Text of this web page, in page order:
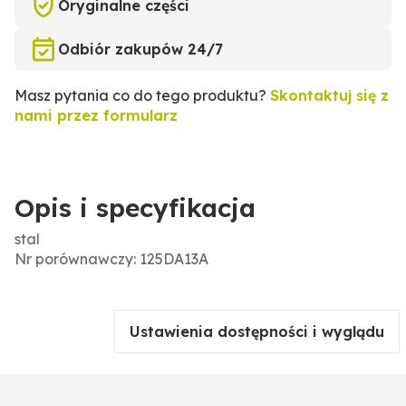
Oryginalne części
Odbiór zakupów 24/7
Masz pytania co do tego produktu? Skontaktuj się z
nami przez formularz
Opis i specyfikacja
stal
Nr porównawczy: 125DA13A
Ustawienia dostępności i wyglądu